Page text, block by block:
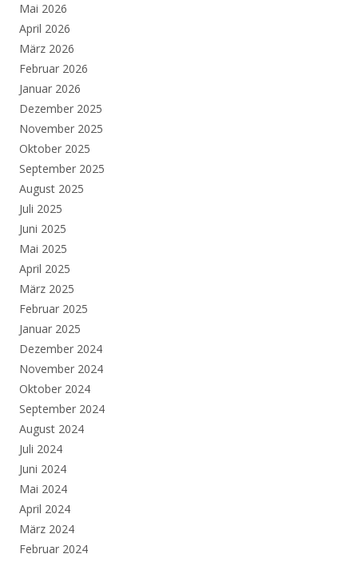
Mai 2026
April 2026
März 2026
Februar 2026
Januar 2026
Dezember 2025
November 2025
Oktober 2025
September 2025
August 2025
Juli 2025
Juni 2025
Mai 2025
April 2025
März 2025
Februar 2025
Januar 2025
Dezember 2024
November 2024
Oktober 2024
September 2024
August 2024
Juli 2024
Juni 2024
Mai 2024
April 2024
März 2024
Februar 2024